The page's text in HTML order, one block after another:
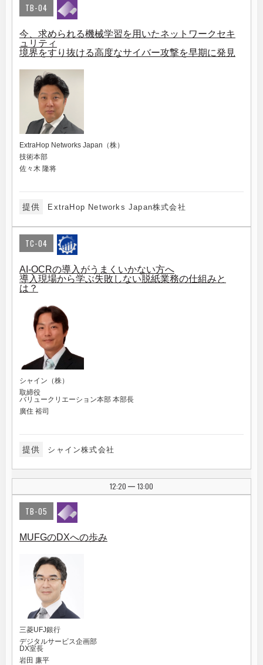
TB-04
今、求められる機械学習を用いたネットワークセキ
ュリティ
境界をすり抜ける高度なサイバー攻撃を早期に発見
ExtraHop Networks Japan（株）
技術本部
佐々木 隆将
提供 ExtraHop Networks Japan株式会社
TC-04
AI-OCRの導入がうまくいかない方へ
導入現場から学ぶ失敗しない脱紙業務の仕組みと
は？
シャイン（株）
取締役
バリュークリエーション本部 本部長
廣住 裕司
提供 シャイン株式会社
12:20 | 13:00
TB-05
MUFGのDXへの歩み
三菱UFJ銀行
デジタルサービス企画部
DX室長
岩田 廉平